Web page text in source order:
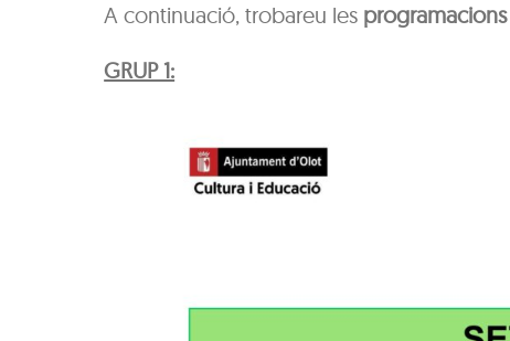
A continuació, trobareu les
GRUP 1: